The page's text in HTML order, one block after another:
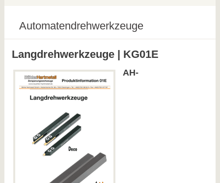
Automatendrehwerkzeuge
Langdrehwerkzeuge | KG01E
AH-